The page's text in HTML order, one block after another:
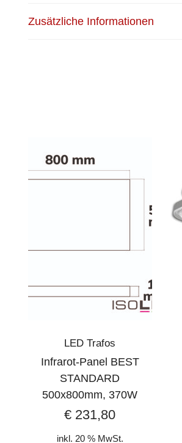
Zusätzliche Informationen
LED Trafos
Infrarot-Panel BEST
STANDARD
500x800mm, 370W
€ 231,80
inkl. 20 % MwSt.